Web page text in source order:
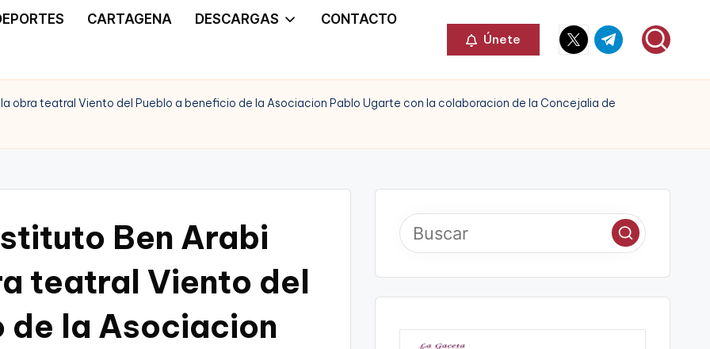
CARTAGENA DESCARGAS CONTACTO
Únete
Elemento
del
Elemento
del
obra teatral Viento del Pueblo a beneficio de la Asociacion Pablo Ugarte con la colaboracion de la Concejalia de
Ben Arabi
teatral Viento del
de la Asociacion